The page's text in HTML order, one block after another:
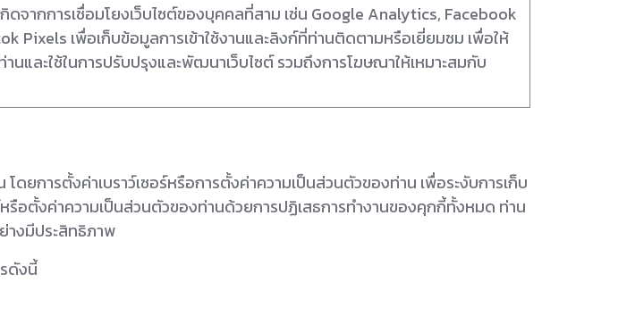
ดจากการเชื่อมโยงเว็บไซต์ของบุคคลที่สาม เช่น Google Analytics, Facebook
Pixels เพื่อเก็บข้อมูลการเข้าใช้งานและลิงก์ที่ท่านติดตามหรือเยี่ยมชม เพื่อให้
านและใช้ในการปรับปรุงและพัฒนาเว็บไซต์ รวมถึงการโฆษณาให้เหมาะสมกับ
ยการตั้งค่าเบราว์เซอร์หรือการตั้งค่าความเป็นส่วนตัวของท่าน เพื่อระงับการเก็บ
รือตั้งค่าความเป็นส่วนตัวของท่านด้วยการปฏิเสธการทำงานของคุกกี้ทั้งหมด ท่าน
างมีประสิทธิภาพ
ดังนี้